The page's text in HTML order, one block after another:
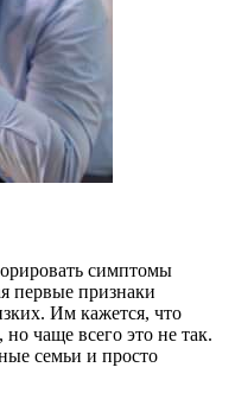
симптомы
первые признаки
Им кажется, что
чаще всего это не так.
семьи и просто